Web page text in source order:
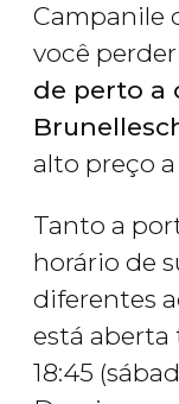
Campanile
você
de perto a
alto preço
Tanto a
horário de
diferentes
está aberta
18:45